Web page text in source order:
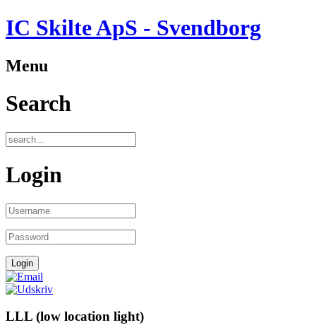
IC Skilte ApS - Svendborg
Menu
Search
Login
LLL (low location light)